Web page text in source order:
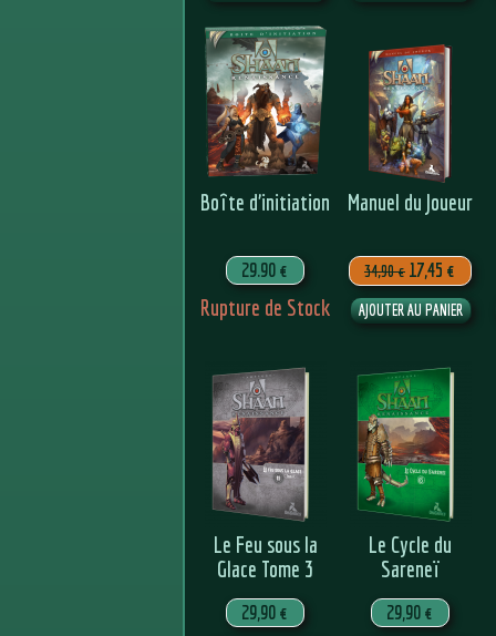
Boîte d’initiation
29.90 €
Rupture de Stock
Manuel du Joueur
34,90 € 17,45 €
Le Feu sous la
Glace Tome 3
29,90 €
Le Cycle du
Sareneï
29,90 €